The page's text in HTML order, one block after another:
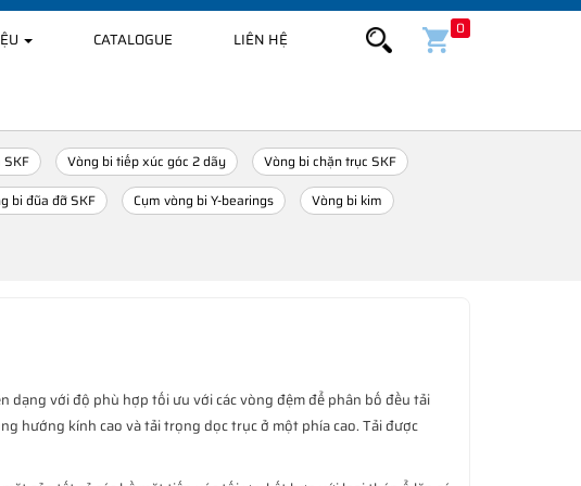
CATALOGUE LIÊN HỆ
0
Vòng bi tiếp xúc góc 2 dãy
Vòng bi chặn trục SKF
bi đũa đỡ SKF Cụm vòng bi Y-bearings
Vòng bi kim
dạng với độ phù hợp tối ưu với các vòng đệm để phân bố đều tải
hướng kính cao và tải trọng dọc trục ở một phía cao. Tải được